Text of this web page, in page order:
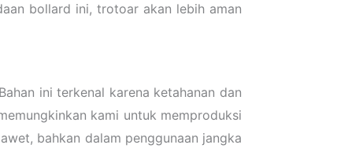
bollard ini, trotoar akan lebih aman
ini terkenal karena ketahanan dan
kami untuk memproduksi
bahkan dalam penggunaan jangka